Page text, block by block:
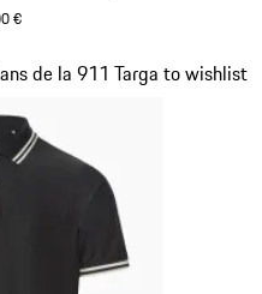
€
de la 911 Targa to wishlist